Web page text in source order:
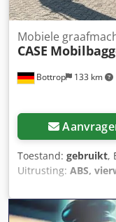
Bottrop 133 km
Mobiele
CASE
Toestand: gebruikt,
Uitrusting: ABS,
graafmachine Type:
Motorvermogen: